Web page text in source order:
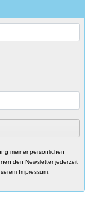
meiner persönlichen
den Newsletter jederzeit
Impressum.